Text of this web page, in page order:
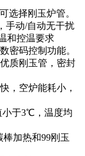
择刚玉炉管。
动/自动无干扰
和控温要求
码控制功能。
质刚玉管，密封
空炉能耗小，
于3℃，温度均
加热和99刚玉